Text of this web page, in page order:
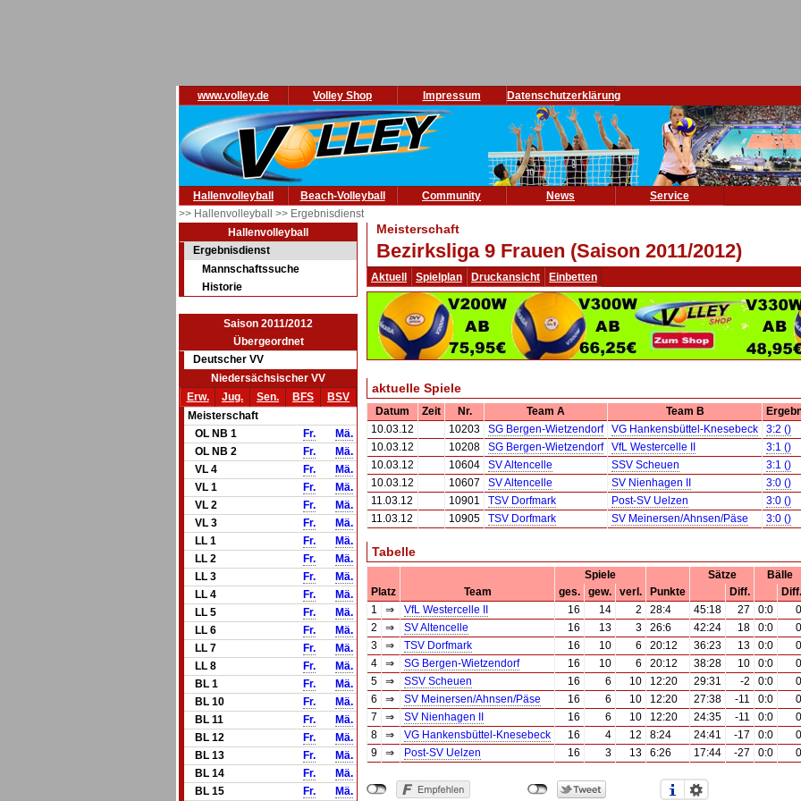
www.volley.de Volley Shop Impressum Datenschutzerklärung
Hallenvolleyball Beach-Volleyball Community News
Service
>> Hallenvolleyball >> Ergebnisdienst
Hallenvolleyball
Ergebnisdienst
Mannschaftssuche
Historie
Saison 2011/2012
Übergeordnet
Deutscher VV
Niedersächsischer VV
Erw.
Jug. Sen. BFS
BSV
Meisterschaft
OL NB 1
Fr.
Mä.
OL NB 2
Fr.
Mä.
VL 4
Fr.
Mä.
VL 1
Fr.
Mä.
VL 2
Fr.
Mä.
VL 3
Fr.
Mä.
LL 1
Fr.
Mä.
LL 2
Fr.
Mä.
LL 3
Fr.
Mä.
LL 4
Fr.
Mä.
LL 5
Fr.
Mä.
LL 6
Fr.
Mä.
LL 7
Fr.
Mä.
LL 8
Fr.
Mä.
BL 1
Fr.
Mä.
BL 10
Fr.
Mä.
BL 11
Fr.
Mä.
BL 12
Fr.
Mä.
BL 13
Fr.
Mä.
BL 14
Fr.
Mä.
BL 15
Fr.
Mä.
Meisterschaft
Bezirksliga 9 Frauen (Saison 2011/2012)
Aktuell Spielplan Druckansicht Einbetten
aktuelle Spiele
Datum Zeit Nr. Team A Team B
10.03.12
10203 SG Bergen-Wietzendorf VG Hankensbüttel-Knesebeck
3:2 ()
10.03.12
10208 SG Bergen-Wietzendorf VfL Westercelle II
3:1 ()
10.03.12
10604 SV Altencelle SSV Scheuen
3:1 ()
10.03.12
10607 SV Altencelle SV Nienhagen II
3:0 ()
11.03.12
10901 TSV Dorfmark Post-SV Uelzen
3:0 ()
11.03.12
10905 TSV Dorfmark SV Meinersen/Ahnsen/Päse 3:0 ()
Tabelle
Spiele Sätze
Bälle
Platz
Team ges. gew. verl. Punkte Diff.
Diff.
1
⇒ VfL Westercelle II 16 14 2 28:4 45:18 27 0:0
0
2
⇒ SV Altencelle 16 13 3 26:6 42:24 18 0:0
0
3
⇒ TSV Dorfmark 16 10 6 20:12 36:23 13 0:0
0
4
⇒ SG Bergen-Wietzendorf 16 10 6 20:12 38:28 10 0:0
0
5
⇒ SSV Scheuen 16 6 10 12:20 29:31 -2 0:0
0
6
⇒ SV Meinersen/Ahnsen/Päse 16 6 10 12:20 27:38 -11 0:0
0
7
⇒ SV Nienhagen II 16 6 10 12:20 24:35 -11 0:0
0
8
⇒ VG Hankensbüttel-Knesebeck 16 4 12 8:24 24:41 -17 0:0
0
9
⇒ Post-SV Uelzen 16 3 13 6:26 17:44 -27 0:0 0